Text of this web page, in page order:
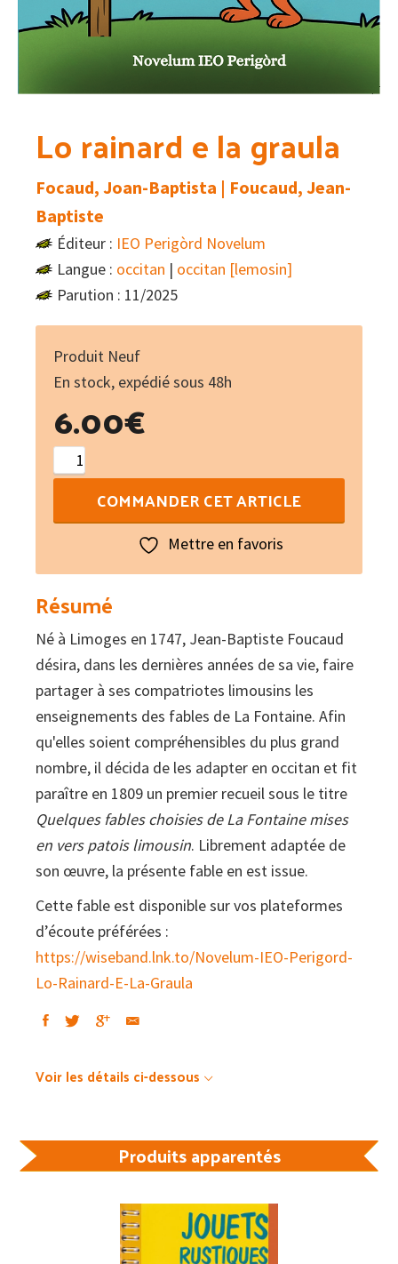
Lo rainard e la graula
Focaud, Joan-Baptista | Foucaud, Jean-
Baptiste
Éditeur : IEO Perigòrd Novelum
Langue : occitan | occitan [lemosin]
Parution : 11/2025
Produit Neuf
En stock, expédié sous 48h
6.00€
quantité
de
graula
COMMANDER CET ARTICLE
Mettre en favoris
Résumé
Né à Limoges en 1747, Jean-Baptiste Foucaud
désira, dans les dernières années de sa vie, faire
partager à ses compatriotes limousins les
enseignements des fables de La Fontaine. Afin
qu'elles soient compréhensibles du plus grand
nombre, il décida de les adapter en occitan et fit
paraître en 1809 un premier recueil sous le titre
Quelques fables choisies de La Fontaine mises
en vers patois limousin. Librement adaptée de
son œuvre, la présente fable en est issue.
Cette fable est disponible sur vos plateformes
d’écoute préférées :
https://wiseband.lnk.to/Novelum-IEO-Perigord-
Lo-Rainard-E-La-Graula
Voir les détails ci-dessous
Produits apparentés